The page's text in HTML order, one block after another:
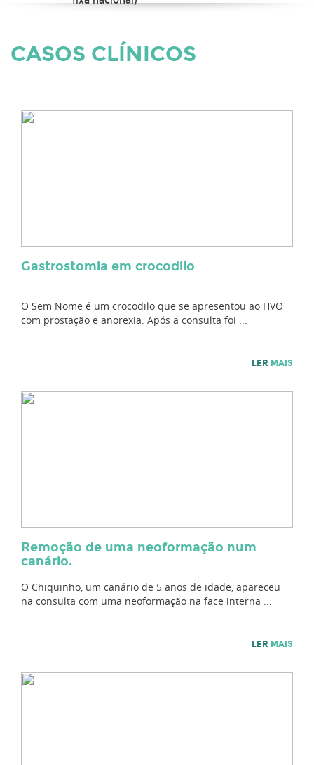
CASOS CLÍNICOS
Gastrostomia em crocodilo
O Sem Nome é um crocodilo que se apresentou ao HVO
com prostação e anorexia. Após a consulta foi ...
LER MAIS
Remoção de uma neoformação num
canário.
O Chiquinho, um canário de 5 anos de idade, apareceu
na consulta com uma neoformação na face interna ...
LER MAIS